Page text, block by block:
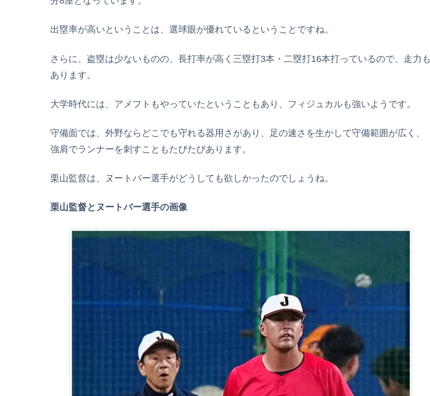
出塁率が高いということは、選球眼が優れているということですね。
さらに、盗塁は少ないものの、長打率が高く三塁打3本・二塁打16本打っているので、走力も
あります。
大学時代には、アメフトもやっていたということもあり、フィジュカルも強いようです。
守備面では、外野ならどこでも守れる器用さがあり、足の速さを生かして守備範囲が広く、
強肩でランナーを刺すこともたびたびあります。
栗山監督は、ヌートバー選手がどうしても欲しかったのでしょうね。
栗山監督とヌートバー選手の画像